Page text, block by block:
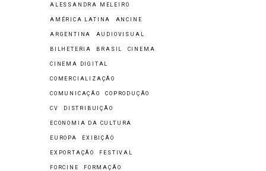
ALESSANDRA MELEIRO
AMÉRICA LATINA ANCINE
ARGENTINA AUDIOVISUAL
BILHETERIA BRASIL CINEMA
CINEMA DIGITAL
COMERCIALIZAÇÃO
COMUNICAÇÃO COPRODUÇÃO
CV DISTRIBUIÇÃO
ECONOMIA DA CULTURA
EUROPA EXIBIÇÃO
EXPORTAÇÃO FESTIVAL
FORCINE FORMAÇÃO